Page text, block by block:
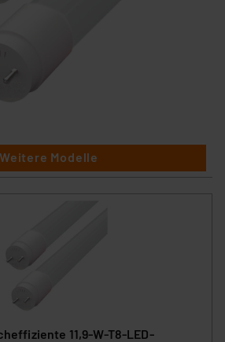
Weitere Modelle
11,9-W-T8-LED-